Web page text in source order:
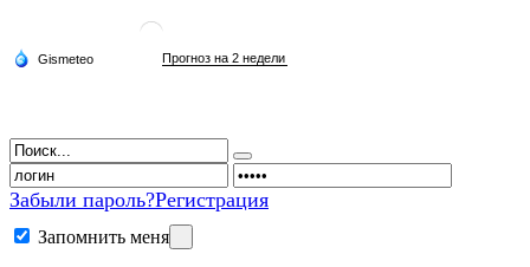
Забыли пароль?Регистрация
Запомнить меня